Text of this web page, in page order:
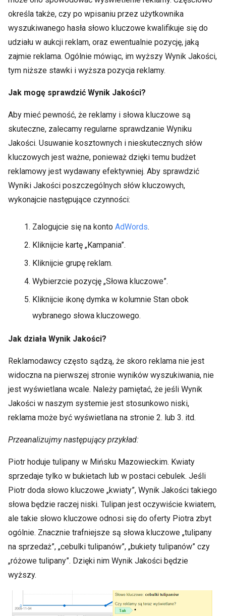
określa także, czy po wpisaniu przez użytkownika
wyszukiwanego hasła słowo kluczowe kwalifikuje się do
udziału w aukcji reklam, oraz ewentualnie pozycję, jaką
zajmie reklama. Ogólnie mówiąc, im wyższy Wynik Jakości,
tym niższe stawki i wyższa pozycja reklamy.
Jak mogę sprawdzić Wynik Jakości?
Aby mieć pewność, że reklamy i słowa kluczowe są
skuteczne, zalecamy regularne sprawdzanie Wyniku
Jakości. Usuwanie kosztownych i nieskutecznych słów
kluczowych jest ważne, ponieważ dzięki temu budżet
reklamowy jest wydawany efektywniej. Aby sprawdzić
Wyniki Jakości poszczególnych słów kluczowych,
wykonajcie następujące czynności:
Zalogujcie się na konto AdWords.
Kliknijcie kartę „Kampania”.
Kliknijcie grupę reklam.
Wybierzcie pozycję „Słowa kluczowe”.
Kliknijcie ikonę dymka w kolumnie Stan obok
wybranego słowa kluczowego.
Jak działa Wynik Jakości?
Reklamodawcy często sądzą, że skoro reklama nie jest
widoczna na pierwszej stronie wyników wyszukiwania, nie
jest wyświetlana wcale. Należy pamiętać, że jeśli Wynik
Jakości w naszym systemie jest stosunkowo niski,
reklama może być wyświetlana na stronie 2. lub 3. itd.
Przeanalizujmy następujący przykład:
Piotr hoduje tulipany w Mińsku Mazowieckim. Kwiaty
sprzedaje tylko w bukietach lub w postaci cebulek. Jeśli
Piotr doda słowo kluczowe „kwiaty”, Wynik Jakości takiego
słowa będzie raczej niski. Tulipan jest oczywiście kwiatem,
ale takie słowo kluczowe odnosi się do oferty Piotra zbyt
ogólnie. Znacznie trafniejsze są słowa kluczowe „tulipany
na sprzedaż”, „cebulki tulipanów”, „bukiety tulipanów” czy
„różowe tulipany”. Dzięki nim Wynik Jakości będzie
wyższy.